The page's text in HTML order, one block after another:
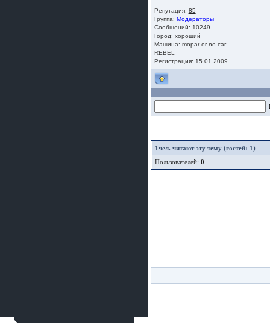
Репутация: 85
Группа: Модераторы
Сообщений: 10249
Город: хороший
Машина: mopar or no car-
REBEL
Регистрация: 15.01.2009
1чел. читают эту тему (гостей: 1)
Пользователей: 0